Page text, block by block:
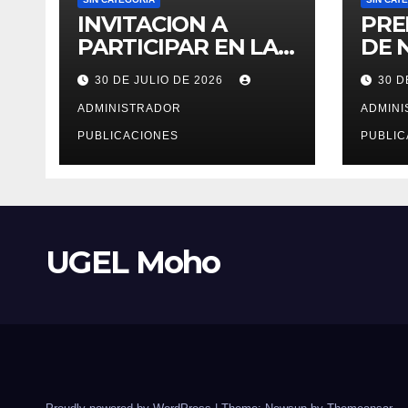
INVITACION A
PARTICIPAR EN LA
CONTRATACION DE
SERVICIO DE
ESPECIALISTA EN
RECURSOS
HUMANOS PARA LA
ADMINISTRACION
UGEL MOHO.
30 DE JULIO DE 2026
ADMINISTRADOR
PUBLICACIONES
DE
30
UGEL Moho